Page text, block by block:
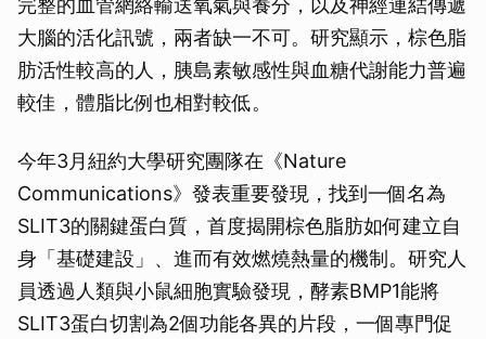
完整的血管網絡輸送氧氣與養分，以及神經連結傳遞
大腦的活化訊號，兩者缺一不可。研究顯示，棕色脂
肪活性較高的人，胰島素敏感性與血糖代謝能力普遍
較佳，體脂比例也相對較低。
今年3月紐約大學研究團隊在《Nature
Communications》發表重要發現，找到一個名為
SLIT3的關鍵蛋白質，首度揭開棕色脂肪如何建立自
身「基礎建設」、進而有效燃燒熱量的機制。研究人
員透過人類與小鼠細胞實驗發現，酵素BMP1能將
SLIT3蛋白切割為2個功能各異的片段，一個專門促